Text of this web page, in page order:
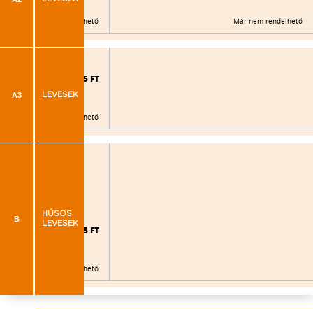
Már nem rendelhető Már nem rendelhető
A3 LEVESEK
925 FT
Már nem rendelhető
B
HÚSOS
LEVESEK
995 FT
Már nem rendelhető